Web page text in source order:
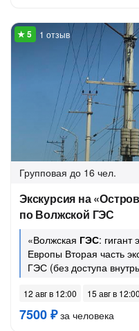
1 отзыв
Групповая до 16 чел.
Экскурсия на
по Волжской ГЭС
«Волжская ГЭС:
Европы Вторая часть
ГЭС (без доступа
12 авг в 12:00 15 авг в 12:00
7500 ₽за человека